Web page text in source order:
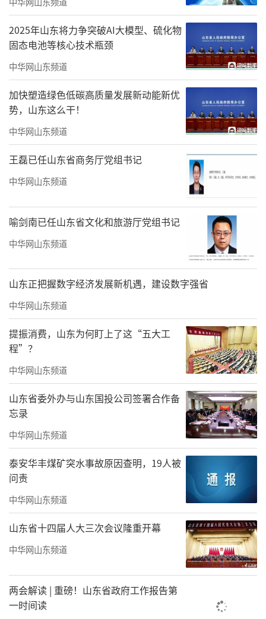
2025年山东将力争突破AI大模型、硫化物
固态电池等核心技术瓶颈
中华网山东频道
加快塑造绿色低碳高质量发展新动能新优
势，山东这么干！
中华网山东频道
王磊已任山东省商务厅党组书记
中华网山东频道
喻剑南已任山东省文化和旅游厅党组书记
中华网山东频道
山东正把握数字经济发展新机遇，建设数字强省
中华网山东频道
提振消费，山东为何盯上了这“五大工
程”？
中华网山东频道
山东省委外办与山东国投公司签署合作备
忘录
中华网山东频道
泰安华丰煤矿突水事故原因查明，19人被
问责
中华网山东频道
山东省十四届人大三次会议隆重开幕
中华网山东频道
两会解读 | 重磅！山东省政府工作报告第
一时间读